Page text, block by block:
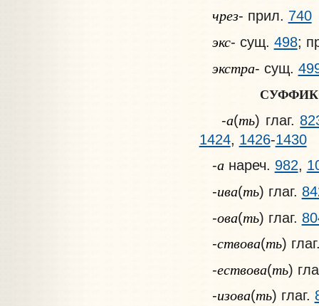
чрез- прил. 740
экс- сущ. 498;
экстра- сущ.
-а(ть) глаг.
1424, 1426-1430
-анареч. 982,
-ива(ть) глаг.
-ова(ть) глаг.
-ствова(ть)
-ествова(ть)
-изова(ть) глаг.